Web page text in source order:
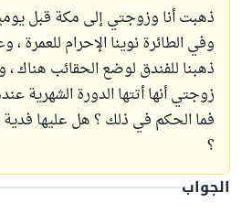
ذهبت أنا وزوجتي إلى مكة قبل
وفي الطائرة نوينا الإحرام للعمرة
ذهبنا للفندق لوضع الحقائب هناك
زوجتي أنها أتتها الدورة الشهرية
فما الحكم في ذلك ؟ هل عليها فدية
؟
الجواب